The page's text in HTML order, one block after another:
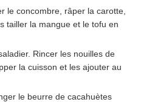
le concombre, râper la carotte,
tailler la mangue et le tofu en
Rincer les nouilles de
la cuisson et les ajouter au
le beurre de cacahuètes